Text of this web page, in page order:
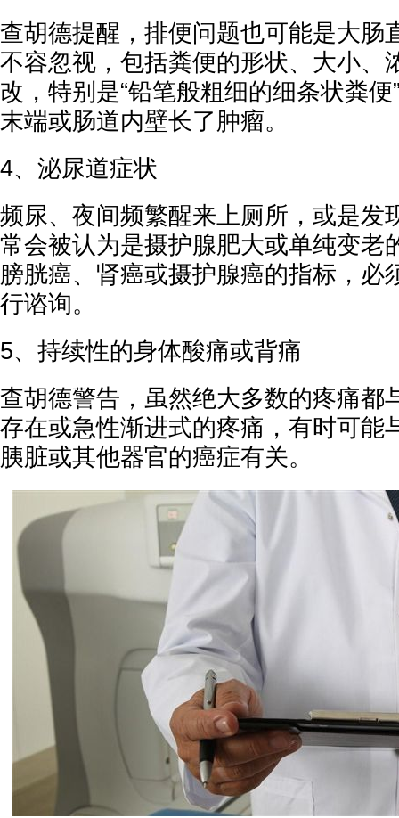
查胡德提醒，排便问题也可能是大肠
不容忽视，包括粪便的形状、大小、
改，特别是“铅笔般粗细的细条状粪
末端或肠道内壁长了肿瘤。
4、泌尿道症状
频尿、夜间频繁醒来上厕所，或是发
常会被认为是摄护腺肥大或单纯变老
膀胱癌、肾癌或摄护腺癌的指标，必
行谘询。
5、持续性的身体酸痛或背痛
查胡德警告，虽然绝大多数的疼痛都
存在或急性渐进式的疼痛，有时可能
胰脏或其他器官的癌症有关。